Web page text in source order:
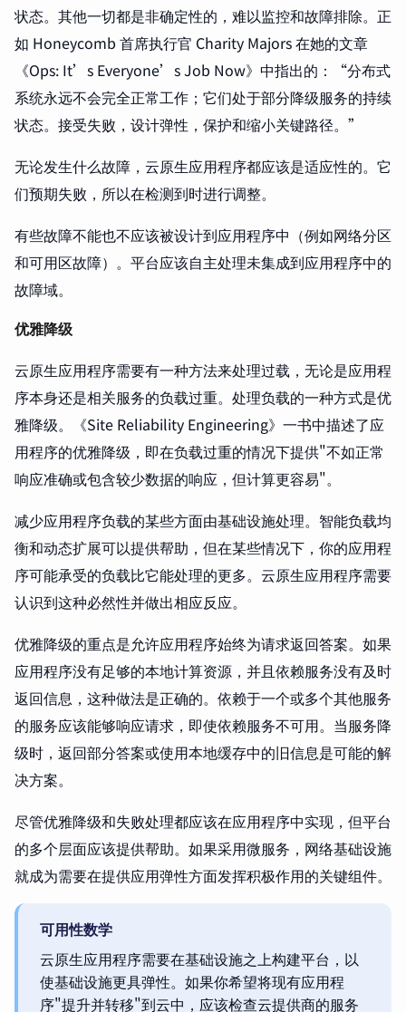
状态。其他一切都是非确定性的，难以监控和故障排除。正
如 Honeycomb 首席执行官 Charity Majors 在她的文章
《Ops: It’s Everyone’s Job Now》中指出的：“分布式
系统永远不会完全正常工作；它们处于部分降级服务的持续
状态。接受失败，设计弹性，保护和缩小关键路径。”
无论发生什么故障，云原生应用程序都应该是适应性的。它
们预期失败，所以在检测到时进行调整。
有些故障不能也不应该被设计到应用程序中（例如网络分区
和可用区故障）。平台应该自主处理未集成到应用程序中的
故障域。
优雅降级
云原生应用程序需要有一种方法来处理过载，无论是应用程
序本身还是相关服务的负载过重。处理负载的一种方式是优
雅降级。《Site Reliability Engineering》一书中描述了应
用程序的优雅降级，即在负载过重的情况下提供"不如正常
响应准确或包含较少数据的响应，但计算更容易"。
减少应用程序负载的某些方面由基础设施处理。智能负载均
衡和动态扩展可以提供帮助，但在某些情况下，你的应用程
序可能承受的负载比它能处理的更多。云原生应用程序需要
认识到这种必然性并做出相应反应。
优雅降级的重点是允许应用程序始终为请求返回答案。如果
应用程序没有足够的本地计算资源，并且依赖服务没有及时
返回信息，这种做法是正确的。依赖于一个或多个其他服务
的服务应该能够响应请求，即使依赖服务不可用。当服务降
级时，返回部分答案或使用本地缓存中的旧信息是可能的解
决方案。
尽管优雅降级和失败处理都应该在应用程序中实现，但平台
的多个层面应该提供帮助。如果采用微服务，网络基础设施
就成为需要在提供应用弹性方面发挥积极作用的关键组件。
可用性数学
云原生应用程序需要在基础设施之上构建平台，以
使基础设施更具弹性。如果你希望将现有应用程
序"提升并转移"到云中，应该检查云提供商的服务